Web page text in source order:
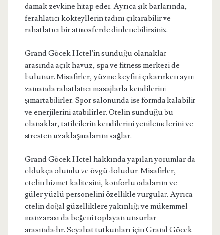
damak zevkine hitap eder. Ayrıca şık barlarında,
ferahlatıcı kokteyllerin tadını çıkarabilir ve
rahatlatıcı bir atmosferde dinlenebilirsiniz.
Grand Göcek Hotel'in sunduğu olanaklar
arasında açık havuz, spa ve fitness merkezi de
bulunur. Misafirler, yüzme keyfini çıkarırken aynı
zamanda rahatlatıcı masajlarla kendilerini
şımartabilirler. Spor salonunda ise formda kalabilir
ve enerjilerini atabilirler. Otelin sunduğu bu
olanaklar, tatilcilerin kendilerini yenilemelerini ve
stresten uzaklaşmalarını sağlar.
Grand Göcek Hotel hakkında yapılan yorumlar da
oldukça olumlu ve övgü doludur. Misafirler,
otelin hizmet kalitesini, konforlu odalarını ve
güler yüzlü personelini özellikle vurgular. Ayrıca
otelin doğal güzelliklere yakınlığı ve mükemmel
manzarası da beğeni toplayan unsurlar
arasındadır. Seyahat tutkunları için Grand Göcek